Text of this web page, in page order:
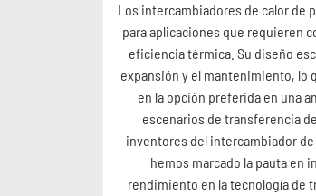
Los intercambiadores de calor de
para aplicaciones que requieren
eficiencia térmica. Su diseño
expansión y el mantenimiento, lo
en la opción preferida en una
escenarios de transferencia
inventores del intercambiador de
hemos marcado la pauta en
rendimiento en la tecnología de